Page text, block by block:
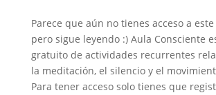
Parece que aún no tienes acceso a
pero sigue leyendo :) Aula Consciente
gratuito de actividades recurrentes
la meditación, el silencio y el
Para tener acceso solo tienes que